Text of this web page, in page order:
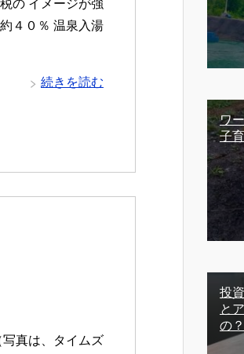
の イメージが強
４０％ 温泉入湯
続きを読む
真は、タイムズ
ワ
子
投
と
の？